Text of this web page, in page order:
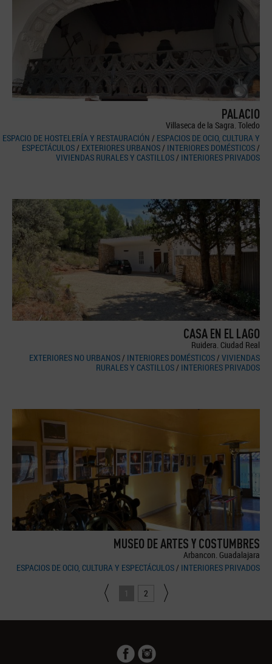
PALACIO
Villaseca de la Sagra. Toledo
ESPACIO DE HOSTELERÍA Y RESTAURACIÓN / ESPACIOS DE OCIO, CULTURA Y
ESPECTÁCULOS/ EXTERIORES URBANOS/ INTERIORES DOMÉSTICOS/
VIVIENDAS RURALES Y CASTILLOS/ INTERIORES PRIVADOS
CASA EN EL LAGO
Ruidera. Ciudad Real
EXTERIORES NO URBANOS/ INTERIORES DOMÉSTICOS/ VIVIENDAS
RURALES Y CASTILLOS/ INTERIORES PRIVADOS
MUSEO DE ARTES Y COSTUMBRES
Arbancon. Guadalajara
ESPACIOS DE OCIO, CULTURA Y ESPECTÁCULOS/ INTERIORES PRIVADOS
1 2